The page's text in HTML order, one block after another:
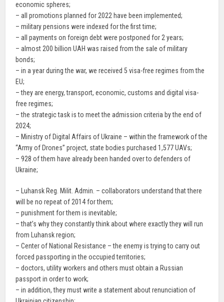
economic spheres;
– all promotions planned for 2022 have been implemented;
– military pensions were indexed for the first time;
– all payments on foreign debt were postponed for 2 years;
– almost 200 billion UAH was raised from the sale of military
bonds;
– in a year during the war, we received 5 visa-free regimes from the
EU;
– they are energy, transport, economic, customs and digital visa-
free regimes;
– the strategic task is to meet the admission criteria by the end of
2024;
– Ministry of Digital Affairs of Ukraine – within the framework of the
“Army of Drones” project, state bodies purchased 1,577 UAVs;
– 928 of them have already been handed over to defenders of
Ukraine;
– Luhansk Reg. Milit. Admin. – collaborators understand that there
will be no repeat of 2014 for them;
– punishment for them is inevitable;
– that’s why they constantly think about where exactly they will run
from Luhansk region;
– Center of National Resistance – the enemy is trying to carry out
forced passporting in the occupied territories;
– doctors, utility workers and others must obtain a Russian
passport in order to work;
– in addition, they must write a statement about renunciation of